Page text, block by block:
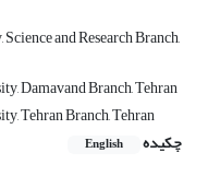
and Research Branch,
Damavand Branch, Tehran
Tehran Branch, Tehran
چکیده
English